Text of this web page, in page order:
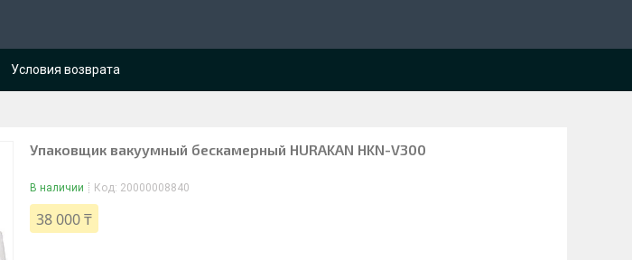
Условия возврата
Упаковщик вакуумный бескамерный HURAKAN HKN-V300
В наличии Код: 20000008840
38 000 ₸